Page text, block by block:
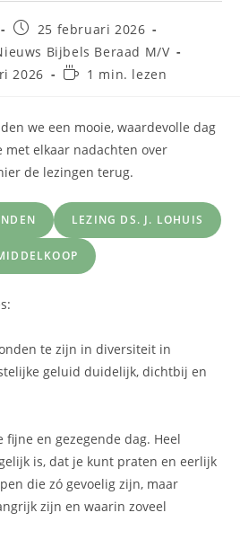
25 februari 2026
Bijbels Beraad M/V
2026
1 min. lezen
we een mooie, waardevolle dag
elkaar nadachten over
de lezingen terug.
LEZING DS. J. LOHUIS
te zijn in diversiteit in
geluid duidelijk, dichtbij en
fijne en gezegende dag. Heel
is, dat je kunt praten en eerlijk
die zó gevoelig zijn, maar
zijn en waarin zoveel